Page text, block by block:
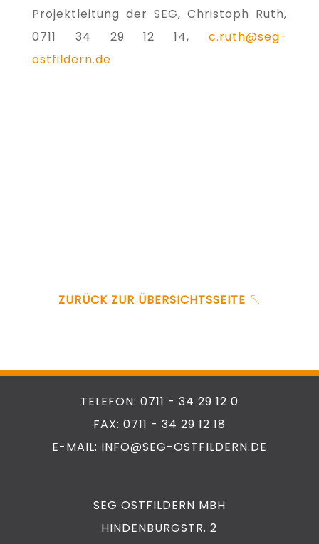
Projektleitung der SEG, Christoph Ruth,
0711 34 29 12 14,c.ruth@seg-
ostfildern.de
ZURÜCK ZUR ÜBERSICHTSSEITE
TELEFON: 0711 - 34 29 12 0
FAX: 0711 - 34 29 12 18
E-MAIL: INFO@SEG-OSTFILDERN.DE
SEG OSTFILDERN MBH
HINDENBURGSTR. 2